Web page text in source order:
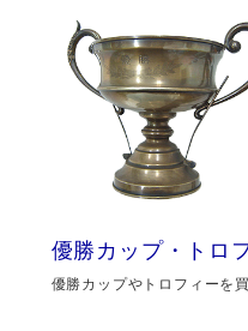
優勝カップ・トロ
優勝カップやトロフィーを